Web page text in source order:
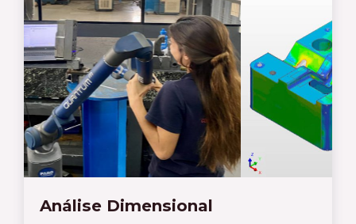
Análise Dimensional